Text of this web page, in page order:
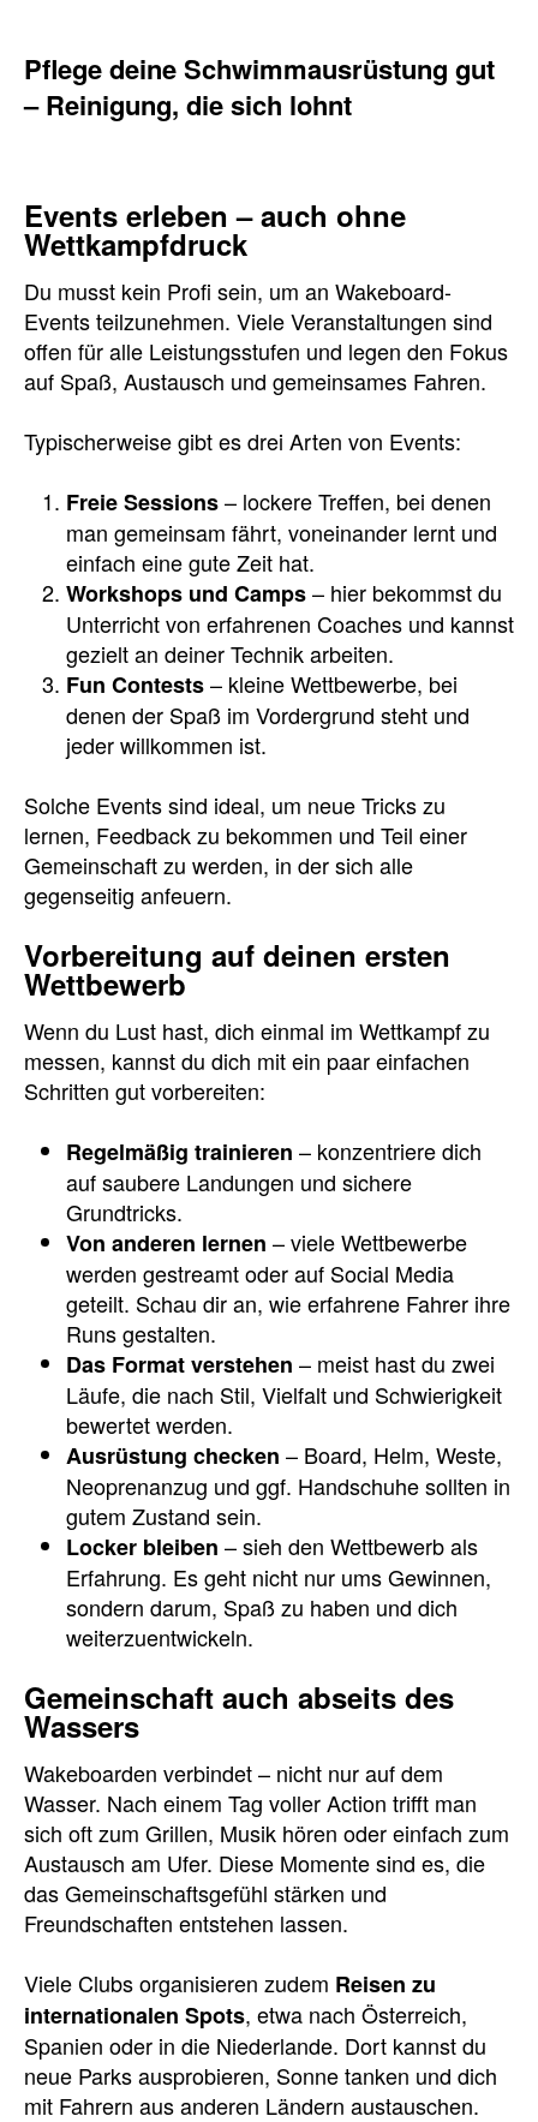
Pflege deine Schwimmausrüstung gut
– Reinigung, die sich lohnt
Events erleben – auch ohne
Wettkampfdruck
Du musst kein Profi sein, um an Wakeboard-
Events teilzunehmen. Viele Veranstaltungen sind
offen für alle Leistungsstufen und legen den Fokus
auf Spaß, Austausch und gemeinsames Fahren.
Typischerweise gibt es drei Arten von Events:
Freie Sessions– lockere Treffen, bei denen
man gemeinsam fährt, voneinander lernt und
einfach eine gute Zeit hat.
Workshops und Camps– hier bekommst du
Unterricht von erfahrenen Coaches und kannst
gezielt an deiner Technik arbeiten.
Fun Contests– kleine Wettbewerbe, bei
denen der Spaß im Vordergrund steht und
jeder willkommen ist.
Solche Events sind ideal, um neue Tricks zu
lernen, Feedback zu bekommen und Teil einer
Gemeinschaft zu werden, in der sich alle
gegenseitig anfeuern.
Vorbereitung auf deinen ersten
Wettbewerb
Wenn du Lust hast, dich einmal im Wettkampf zu
messen, kannst du dich mit ein paar einfachen
Schritten gut vorbereiten:
Regelmäßig trainieren – konzentriere dich
auf saubere Landungen und sichere
Grundtricks.
Von anderen lernen – viele Wettbewerbe
werden gestreamt oder auf Social Media
geteilt. Schau dir an, wie erfahrene Fahrer ihre
Runs gestalten.
Das Format verstehen – meist hast du zwei
Läufe, die nach Stil, Vielfalt und Schwierigkeit
bewertet werden.
Ausrüstung checken – Board, Helm, Weste,
Neoprenanzug und ggf. Handschuhe sollten in
gutem Zustand sein.
Locker bleiben – sieh den Wettbewerb als
Erfahrung. Es geht nicht nur ums Gewinnen,
sondern darum, Spaß zu haben und dich
weiterzuentwickeln.
Gemeinschaft auch abseits des
Wassers
Wakeboarden verbindet – nicht nur auf dem
Wasser. Nach einem Tag voller Action trifft man
sich oft zum Grillen, Musik hören oder einfach zum
Austausch am Ufer. Diese Momente sind es, die
das Gemeinschaftsgefühl stärken und
Freundschaften entstehen lassen.
Viele Clubs organisieren zudem Reisen zu
internationalen Spots, etwa nach Österreich,
Spanien oder in die Niederlande. Dort kannst du
neue Parks ausprobieren, Sonne tanken und dich
mit Fahrern aus anderen Ländern austauschen.